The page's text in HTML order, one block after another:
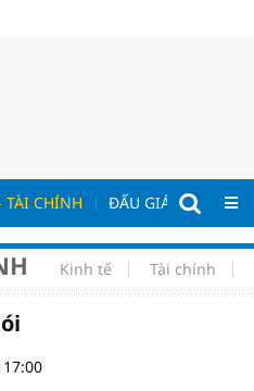
TÀI CHÍNH ĐẤU GIÁ - ĐẤU
Kinh tế Tài chính